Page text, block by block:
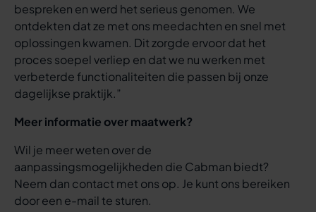
bespreken en werd het serieus genomen. We
ontdekten dat ze met ons meedachten en snel met
oplossingen kwamen. Dit zorgde ervoor dat het
proces soepel verliep en dat we nu werken met
verbeterde functionaliteiten die passen bij onze
dagelijkse praktijk.”
Meer informatie over maatwerk?
Wil je meer weten over de
aanpassingsmogelijkheden die Cabman biedt?
Neem dan contact met ons op. Je kunt ons bereiken
door een e-mail te sturen.